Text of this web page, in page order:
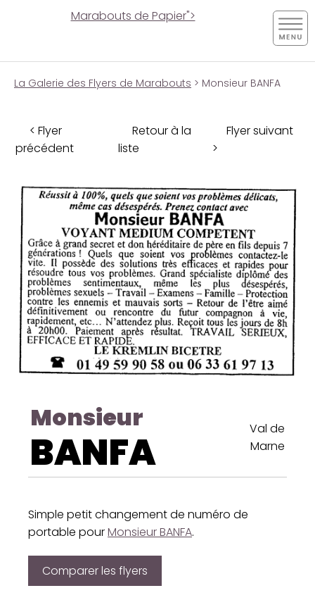
Marabouts de Papier">
La Galerie des Flyers de Marabouts > Monsieur BANFA
< Flyer
précédent
Retour à la
liste
Flyer suivant
>
Monsieur
BANFA
Val de
Marne
Simple petit changement de numéro de
portable pourMonsieur BANFA.
Comparer les flyers